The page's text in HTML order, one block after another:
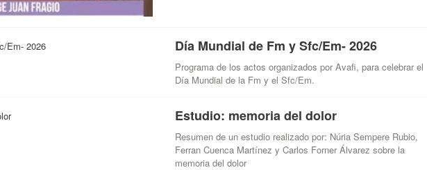
Día Mundial de Fm y Sfc/Em- 2026
Programa de los actos organizados por Avafi, para celebrar el
Día Mundial de la Fm y el Sfc/Em.
Estudio: memoria del dolor
Resumen de un estudio realizado por: Núria Sempere Rubio,
Ferran Cuenca Martínez y Carlos Forner Álvarez sobre la
memoria del dolor